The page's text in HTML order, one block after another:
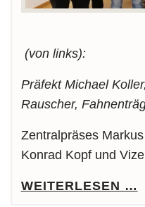
(von links):
Präfekt Michael
Rauscher,
Zentralpräses
Konrad Kopf und
WEITERLESEN …